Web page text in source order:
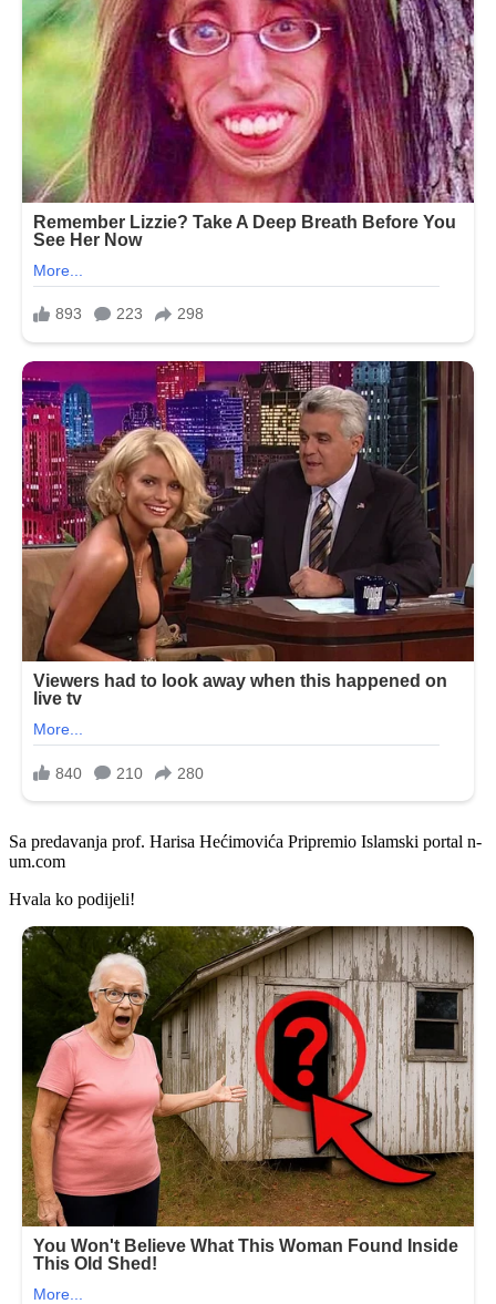
Sa predavanja prof. Harisa Hećimovića Pripremio Islamski portal n-
um.com
Hvala ko podijeli!